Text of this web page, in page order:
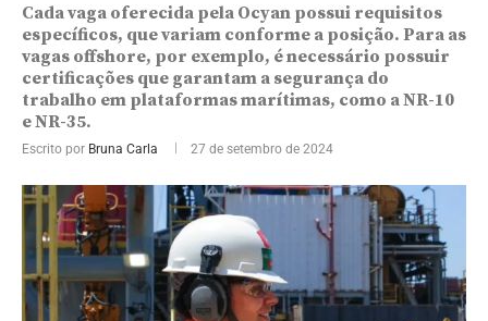
Cada vaga oferecida pela Ocyan possui requisitos
específicos, que variam conforme a posição. Para as
vagas offshore, por exemplo, é necessário possuir
certificações que garantam a segurança do
trabalho em plataformas marítimas, como a NR-10
e NR-35.
Escrito por Bruna Carla 27 de setembro de 2024